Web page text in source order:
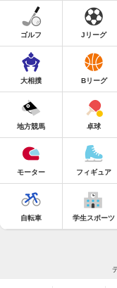
ゴルフ Jリーグ
大相撲 Bリーグ
地方競馬 卓球
モーター フィギュア
自転車 学生スポーツ